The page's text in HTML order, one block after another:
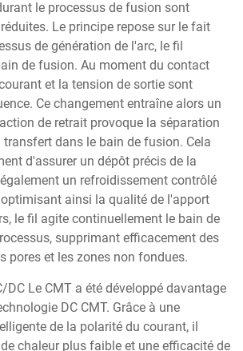
le processus de fusion sont
Le principe repose sur le fait
de génération de l'arc, le fil
de fusion. Au moment du contact
et la tension de sortie sont
Ce changement entraîne alors un
de retrait provoque la séparation
dans le bain de fusion. Cela
d'assurer un dépôt précis de la
un refroidissement contrôlé
ainsi la qualité de l'apport
le fil agite continuellement le bain de
supprimant efficacement des
pores et les zones non fondues.
DC Le CMT a été développé davantage
DC CMT. Grâce à une
de la polarité du courant, il
chaleur plus faible et une efficacité de